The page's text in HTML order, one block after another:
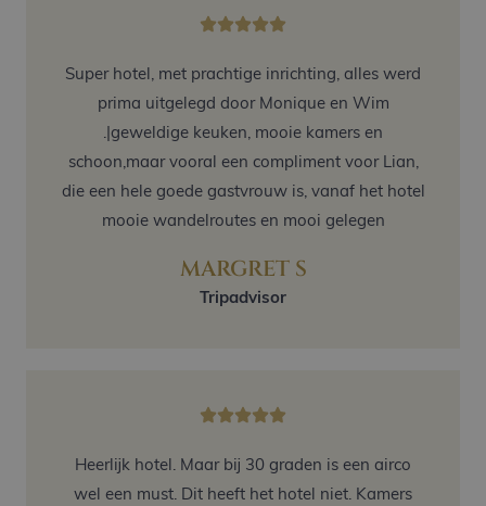
Super hotel, met prachtige inrichting, alles werd
prima uitgelegd door Monique en Wim
.|geweldige keuken, mooie kamers en
schoon,maar vooral een compliment voor Lian,
die een hele goede gastvrouw is, vanaf het hotel
mooie wandelroutes en mooi gelegen
MARGRET S
Tripadvisor
Heerlijk hotel. Maar bij 30 graden is een airco
wel een must. Dit heeft het hotel niet. Kamers